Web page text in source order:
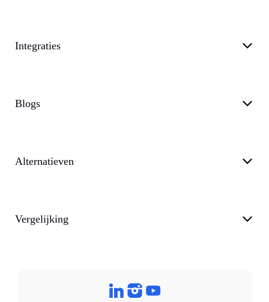
Integraties
Blogs
Alternatieven
Vergelijking